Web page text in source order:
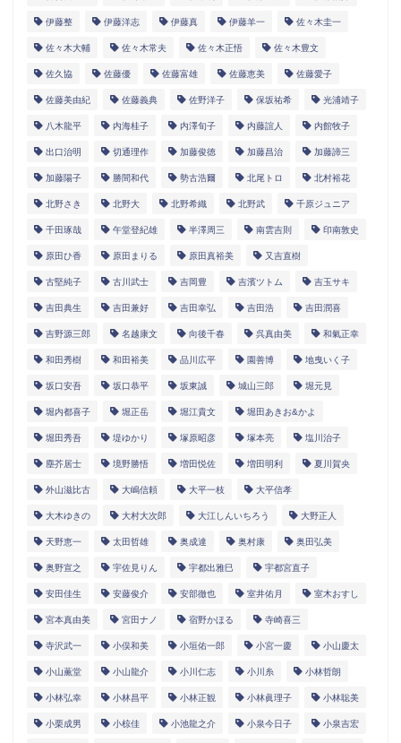
伊藤整 伊藤洋志 伊藤真 伊藤羊一 佐々木圭一
佐々木大輔 佐々木常夫 佐々木正悟 佐々木豊文
佐久協 佐藤優 佐藤富雄 佐藤恵美 佐藤愛子
佐藤美由紀 佐藤義典 佐野洋子 保坂祐希 光浦靖子
八木龍平 内海桂子 内澤旬子 内藤誼人 内館牧子
出口治明 切通理作 加藤俊徳 加藤昌治 加藤諦三
加藤陽子 勝間和代 勢古浩爾 北尾トロ 北村裕花
北野さき 北野大 北野希織 北野武 千原ジュニア
千田琢哉 午堂登紀雄 半澤周三 南雲吉則 印南敦史
原田ひ香 原田まりる 原田真裕美 又吉直樹
古堅純子 古川武士 吉岡豊 吉濱ツトム 吉玉サキ
吉田典生 吉田兼好 吉田幸弘 吉田浩 吉田潤喜
吉野源三郎 名越康文 向後千春 呉真由美 和氣正幸
和田秀樹 和田裕美 品川広平 園善博 地曳いく子
坂口安吾 坂口恭平 坂東誠 城山三郎 堀元見
堀内都喜子 堀正岳 堀江貴文 堀田あきお&かよ
堀田秀吾 堤ゆかり 塚原昭彦 塚本亮 塩川治子
塵芥居士 境野勝悟 増田悦佐 増田明利 夏川賀央
外山滋比古 大嶋信頼 大平一枝 大平信孝
大木ゆきの 大村大次郎 大江しんいちろう 大野正人
天野恵一 太田哲雄 奥成達 奥村康 奥田弘美
奥野宣之 宇佐見りん 宇都出雅巳 宇都宮直子
安田佳生 安藤俊介 安部徹也 室井佑月 室木おすし
宮本真由美 宮田ナノ 宿野かほる 寺崎喜三
寺沢武一 小俣和美 小垣佑一郎 小宮一慶 小山慶太
小山薫堂 小山龍介 小川仁志 小川糸 小林哲朗
小林弘幸 小林昌平 小林正観 小林眞理子 小林聡美
小栗成男 小椋佳 小池龍之介 小泉今日子 小泉吉宏